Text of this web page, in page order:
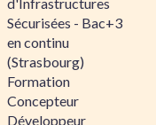
Sécurisées - Bac+3
en continu
(Strasbourg)
Formation
Concepteur
Développeur